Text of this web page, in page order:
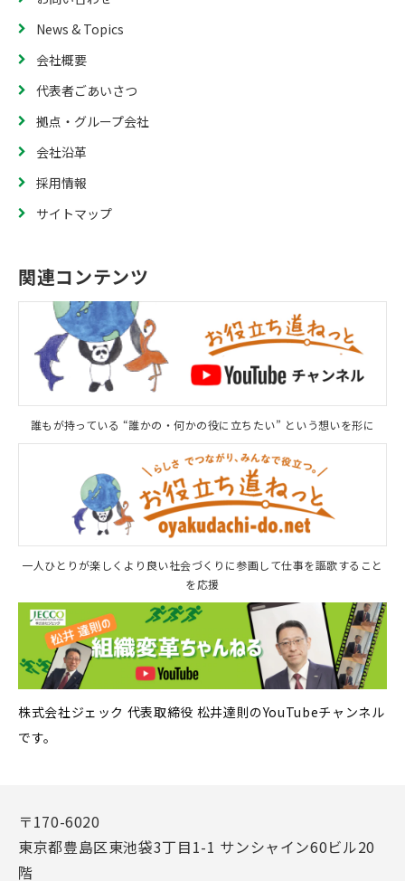
News & Topics
会社概要
代表者ごあいさつ
拠点・グループ会社
会社沿革
採用情報
サイトマップ
関連コンテンツ
誰もが持っている “誰かの・何かの役に立ちたい” という想いを形に
一人ひとりが楽しくより良い社会づくりに参画して仕事を謳歌すること
を応援
株式会社ジェック 代表取締役 松井達則のYouTubeチャンネル
です。
〒170-6020
東京都豊島区東池袋3丁目1-1 サンシャイン60ビル20
階